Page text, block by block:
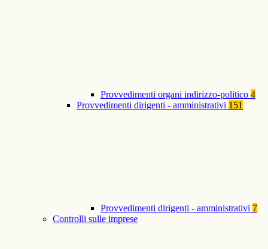
Provvedimenti organi indirizzo-politico 4
Provvedimenti dirigenti - amministrativi 151
Provvedimenti dirigenti - amministrativi 7
Controlli sulle imprese